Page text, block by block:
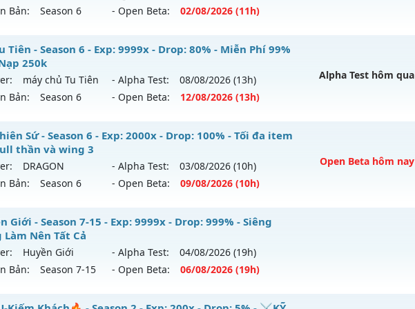
100x - Drop: 20%
Mu Nguyên bản Webzen
XTEAM
Bản:
Season 6 - Open Beta: 02/08/2026 (11h)
LONG 6.9 - 🌍 Website: https://muhoalong.pro
ra tháng 08 2026 - Mở máy chủ https://facebook.com/muhoalong vào 11h
02/08/2626
Non Reset
Mu Nguyên bản Webzen
XShield
Tiên - Season 6 - Exp: 9999x - Drop: 80% - Miễn Phí 99%
250k
máy chủ Tu Tiên - Alpha Test: 08/08/2026 (13h)
Bản:
Season 6 - Open Beta: 12/08/2026 (13h)
Alpha Test hôm qua
Tu Tiên - Miễn Phí 99% Mốc Nạp 250k
mới ra tháng 08 2026 - Mở máy chủmáy chủ Tu Tiên
vào 13h ngày 12/08/2626
9999x - Drop: 80%
loại: Mu Bán Đồ Full Trong Shop
Shark
Sứ - Season 6 - Exp: 2000x - Drop: 100% - Tối đa item
thần và wing 3
DRAGON - Alpha Test: 03/08/2026 (10h)
Bản:
Season 6 - Open Beta: 09/08/2026 (10h)
Open Beta hôm nay
Thiên Sứ - Tối đa item 380 full thần và wing 3
mới ra tháng 08 2026 - Mở máy chủDRAGONvào 10h ngày 09/08/2626
2000x - Drop: 100%
Giới - Season 7-15 - Exp: 9999x - Drop: 999% - Siêng
Làm Nên Tất Cả
Huyền Giới - Alpha Test: 04/08/2026 (19h)
Bản:
Season 7-15 - Open Beta: 06/08/2026 (19h)